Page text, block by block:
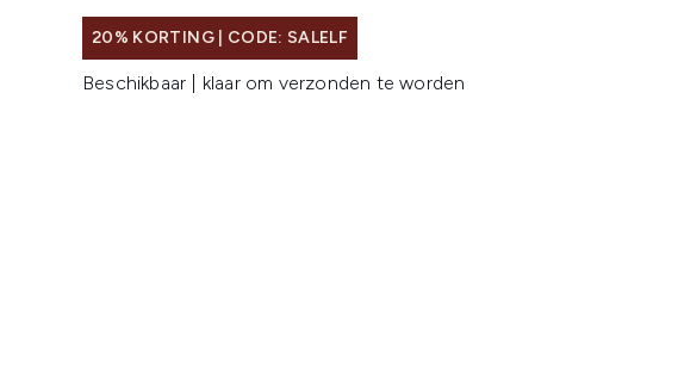
20% KORTING | CODE: SALELF
Beschikbaar | klaar om verzonden te worden